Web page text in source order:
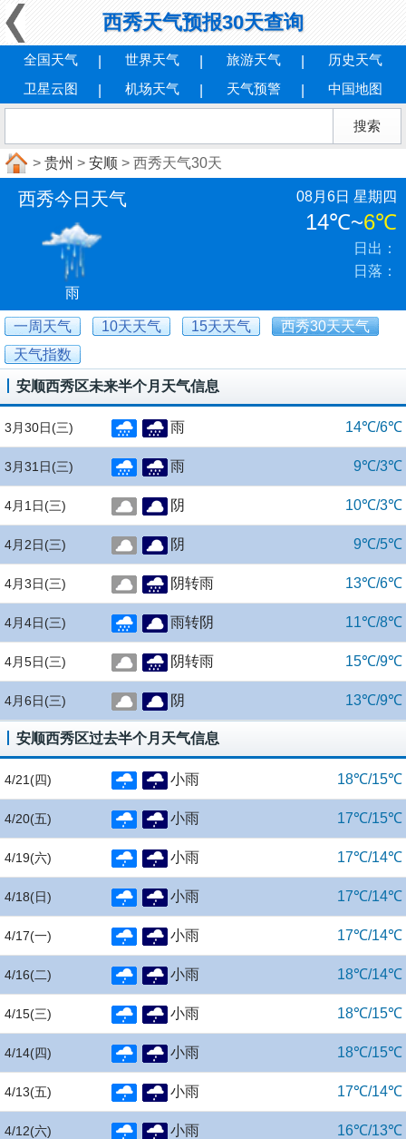
西秀天气预报30天查询
全国天气 世界天气 旅游天气
历史天气
卫星云图
机场天气 天气预警 中国地图
> 贵州 > 安顺 > 西秀天气30天
西秀今日天气
雨
08月6日 星期四
14℃~6℃
日出：
日落：
一周天气 10天天气 15天天气
西秀30天天气
天气指数
安顺西秀区未来半个月天气信息
3月30日(三) 雨 14℃/6℃
3月31日(三) 雨 9℃/3℃
4月1日(三) 阴 10℃/3℃
4月2日(三) 阴 9℃/5℃
4月3日(三) 阴转雨 13℃/6℃
4月4日(三) 雨转阴 11℃/8℃
4月5日(三) 阴转雨 15℃/9℃
4月6日(三) 阴 13℃/9℃
安顺西秀区过去半个月天气信息
4/21 (四) 小雨 18℃/15℃
4/20(五) 小雨 17℃/15℃
4/19(六) 小雨 17℃/14℃
4/18(日) 小雨 17℃/14℃
4/17(一) 小雨 17℃/14℃
4/16(二) 小雨 18℃/14℃
4/15(三) 小雨 18℃/15℃
4/14(四) 小雨 18℃/15℃
4/13(五) 小雨 17℃/14℃
4/12(六) 小雨 16℃/13℃